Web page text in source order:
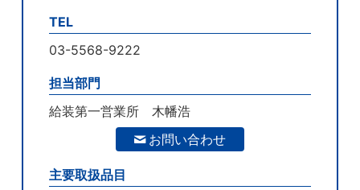
TEL
03-5568-9222
担当部門
給装第一営業所 木幡浩
お問い合わせ
主要取扱品目